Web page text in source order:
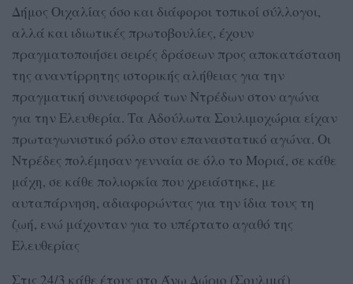
Δήμος Οιχαλίας όσο και διάφοροι τοπικοί σύλλογοι,
αλλά και ιδιωτικές πρωτοβουλίες, έχουν
πραγματοποιήσει σειρές δράσεων προς αποκατάσταση
της αναντίρρητης ιστορικής αλήθειας για την
πραγματική συνεισφορά των Ντρέδων στον αγώνα
για την Ελευθερία. Τα Αδούλωτα Σουλιμοχώρια είχαν
πρωταγωνιστικό ρόλο στον επαναστατικό αγώνα. Οι
Ντρέδες πολέμησαν γενναία σε όλο το Μοριά, σε κάθε
μάχη, σε κάθε πολιορκία που χρειάστηκε, με
αυταπάρνηση, αδιαφορώντας για την ίδια τους τη
ζωή, ενώ μάχονταν για το υπέρτατο αγαθό της
Ελευθερίας
Στις 24/3 κάθε έτους στο Άνω Δώριο (Σουλιμά)